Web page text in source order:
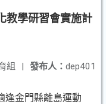
教學研習會實施計
發布人： dep401
組 |
逢金門縣離島運動